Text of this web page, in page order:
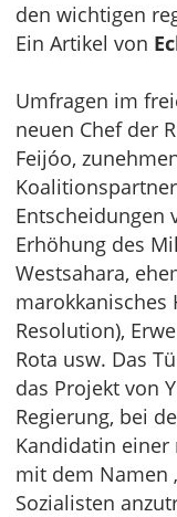
den wichtigen
Ein Artikel von
Umfragen im
neuen Chef der
Feijóo,
Entscheidungen
Erhöhung des
Westsahara,
marokkanisches
Resolution),
Rota usw. Das
das Projekt von
Regierung, bei
Kandidatin einer
mit dem Namen
Sozialisten